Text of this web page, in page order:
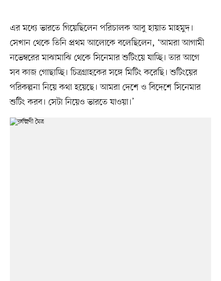
এর মধ্যে ভারতে গিয়েছিলেন পরিচালক আবু হায়াত মাহমুদ।
সেখান থেকে তিনি প্রথম আলোকে বলেছিলেন, ‘আমরা আগামী
নভেম্বরের মাঝামাঝি থেকে সিনেমার শুটিংয়ে যাচ্ছি। তার আগে
সব কাজ গোছাচ্ছি। চিত্রগ্রাহকের সঙ্গে মিটিং করেছি। শুটিংয়ের
পরিকল্পনা নিয়ে কথা হয়েছে। আমরা দেশে ও বিদেশে সিনেমার
শুটিং করব। সেটা নিয়েও ভারতে যাওয়া।’